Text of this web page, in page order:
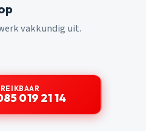
vakkundig uit.
019 21 14